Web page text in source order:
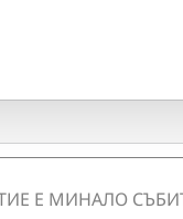
Е МИНАЛО